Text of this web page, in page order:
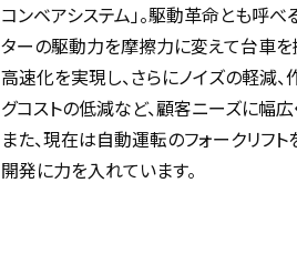
コンベアシステム」。駆動革命とも呼
ターの駆動力を摩擦力に変えて台車を
高速化を実現し、さらにノイズの軽減
グコストの低減など、顧客ニーズに幅広
また、現在は自動運転のフォークリフ
開発に力を入れています。